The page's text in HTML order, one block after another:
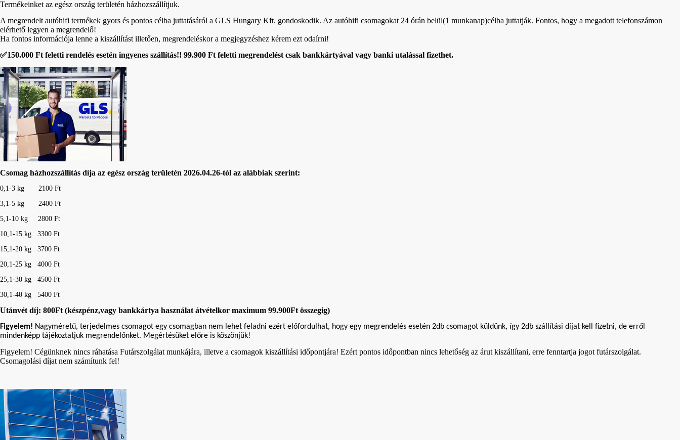
Termékeinket az egész ország területén házhozszállítjuk.
A megrendelt autóhifi termékek gyors és pontos célba juttatásáról a GLS Hungary Kft. gondoskodik. Az autóhifi csomagokat 24 órán belül(1 munkanap)célba juttatják. Fontos, hogy a megadott telefonszámon
elérhető legyen a megrendelő!
Ha fontos információja lenne a kiszállítást illetően, megrendeléskor a megjegyzéshez kérem ezt odaírni!
✅150.000 Ft feletti rendelés esetén ingyenes szállítás!! 99.900 Ft feletti megrendelést csak bankkártyával vagy banki utalással fizethet.
Csomag házhozszállítás díja az egész ország területén 2026.04.26-tól az alábbiak szerint:
0,1-3 kg
2100 Ft
3,1-5 kg 2400 Ft
5,1-10 kg 2800 Ft
10,1-15 kg 3300 Ft
15,1-20 kg 3700 Ft
20,1-25 kg 4000 Ft
25,1-30 kg 4500 Ft
30,1-40 kg 5400 Ft
Utánvét díj: 800Ft (készpénz,vagy bankkártya használat átvételkor maximum 99.900Ft összegig)
Figyelem! Nagyméretű, terjedelmes csomagot egy csomagban nem lehet feladni ezért előfordulhat, hogy egy megrendelés esetén 2db csomagot küldünk, így 2db szállítási díjat kell fizetni, de erről
mindenképp tájékoztatjuk megrendelőnket. Megértésüket előre is köszönjük!
Figyelem! Cégünknek nincs ráhatása Futárszolgálat munkájára, illetve a csomagok kiszállítási időpontjára! Ezért pontos időpontban nincs lehetőség az árut kiszállítani, erre fenntartja jogot futárszolgálat.
Csomagolási díjat nem számítunk fel!